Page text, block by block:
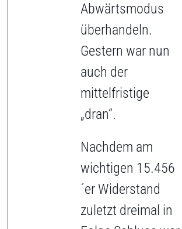
Abwärtsmodus
überhandeln.
Gestern war nun
auch der
mittelfristige
„dran“.
Nachdem am
wichtigen 15.456
´er Widerstand
zuletzt dreimal in